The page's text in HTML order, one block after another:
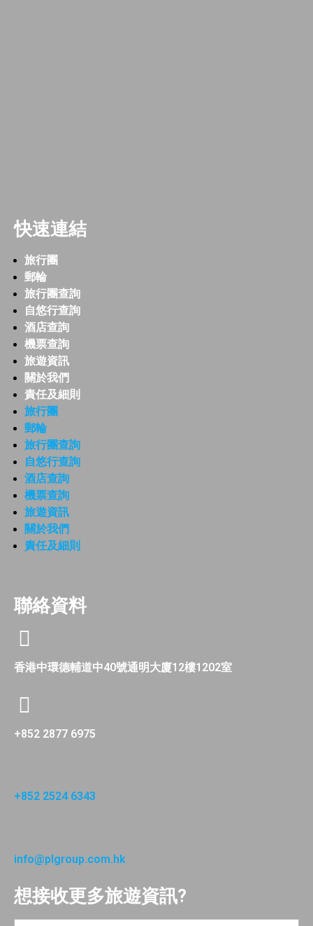
快速連結
旅行團
郵輪
旅行團查詢
自悠行查詢
酒店查詢
機票查詢
旅遊資訊
關於我們
責任及細則
旅行團
郵輪
旅行團查詢
自悠行查詢
酒店查詢
機票查詢
旅遊資訊
關於我們
責任及細則
聯絡資料
香港中環德輔道中40號通明大廈12樓1202室
+852 2877 6975
+852 2524 6343
info@plgroup.com.hk
想接收更多旅遊資訊?